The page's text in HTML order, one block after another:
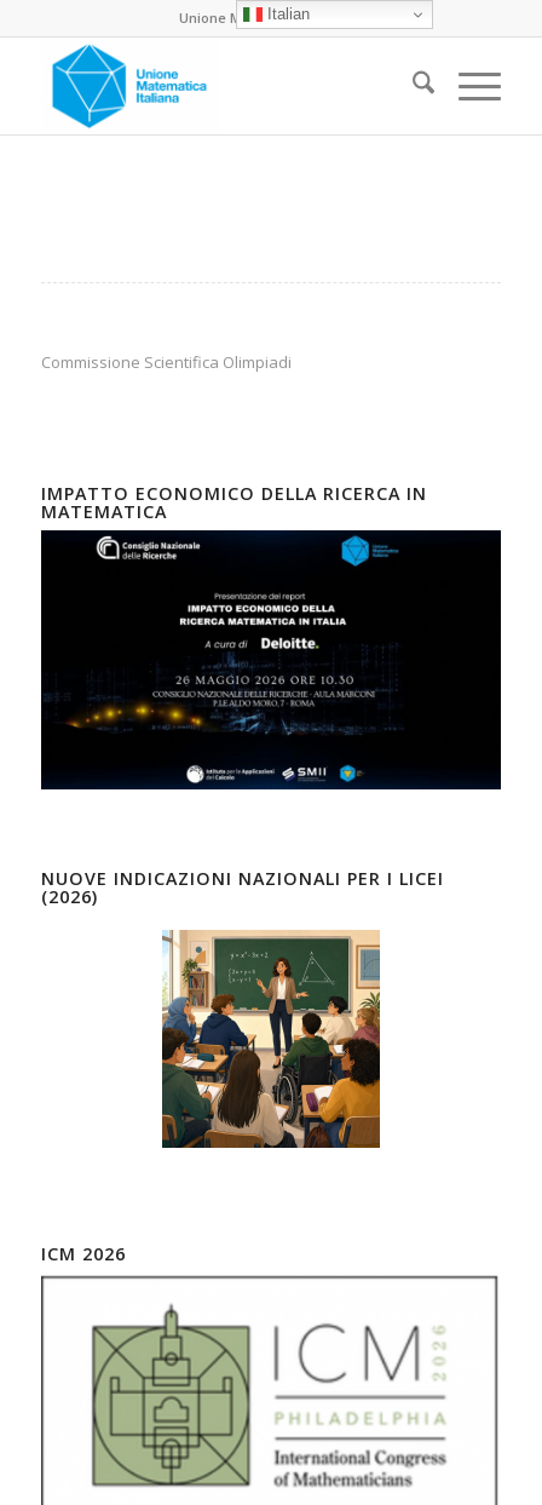
Unione Matematica Italiana
Commissione Scientifica Olimpiadi
IMPATTO ECONOMICO DELLA RICERCA IN
MATEMATICA
NUOVE INDICAZIONI NAZIONALI PER I LICEI
(2026)
ICM 2026
Italian